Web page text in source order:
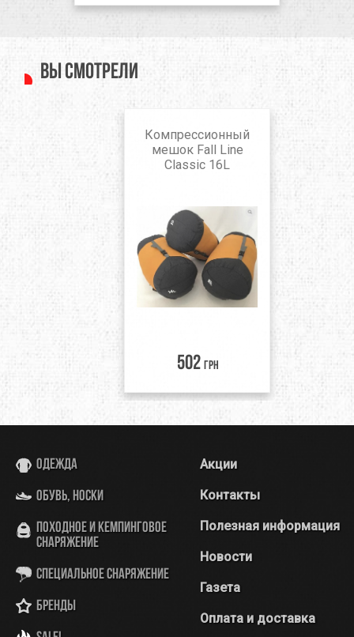
Вы смотрели
Компрессионный
мешок Fall Line
Classic 16L
502 грн
Одежда
Обувь, носки
Походное и кемпинговое
снаряжение
Специальное снаряжение
Бренды
Акции
Контакты
Полезная информация
Новости
Газета
Оплата и доставка